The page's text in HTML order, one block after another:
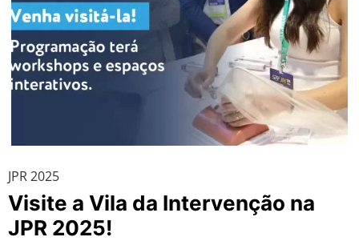
JPR 2025
Visite a Vila da Intervenção na
JPR 2025!